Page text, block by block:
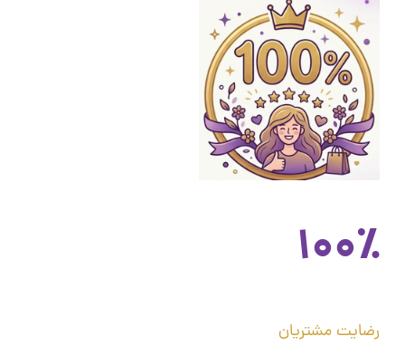
۱۰۰٪
رضایت مشتریان